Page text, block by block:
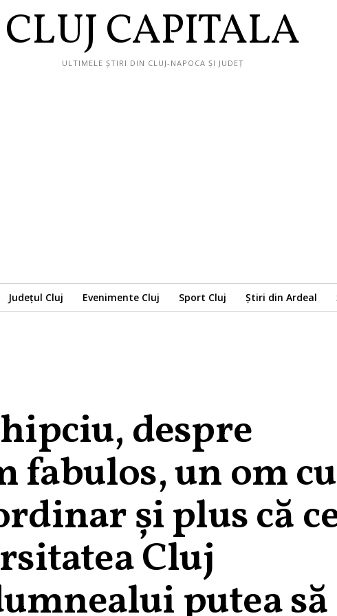
CLUJ CAPITALA
ULTIMELE ȘTIRI DIN CLUJ-NAPOCA ȘI JUDEȚ
Județul Cluj Evenimente Cluj Sport Cluj Știri din Ardeal
despre
fabulos, un om cu
și plus că
Cluj
putea să